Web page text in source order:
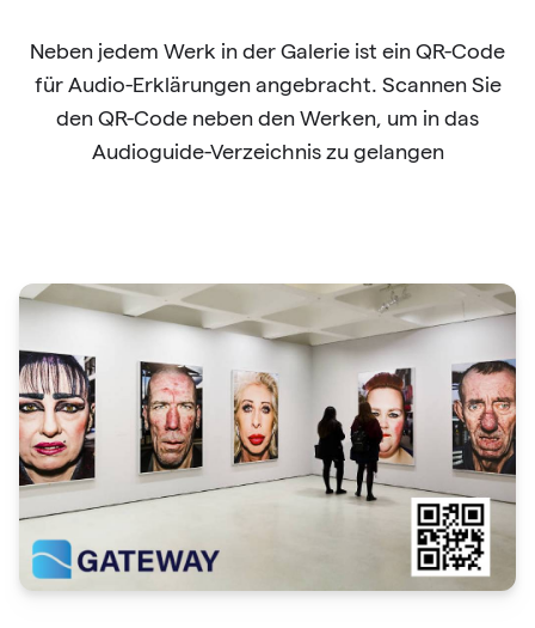
Neben jedem Werk in der Galerie ist ein QR-Code
für Audio-Erklärungen angebracht. Scannen Sie
den QR-Code neben den Werken, um in das
Audioguide-Verzeichnis zu gelangen